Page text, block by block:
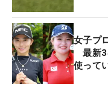
女子プ
最新
使って